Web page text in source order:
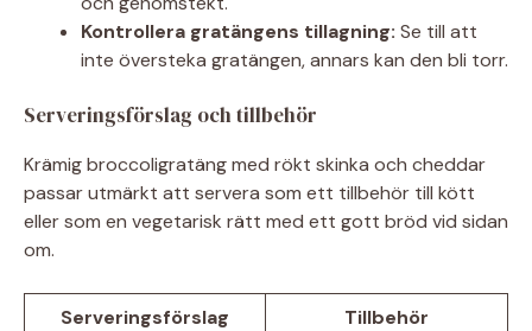
Kontrollera gratängens tillagning: Se till att
inte översteka gratängen, annars kan den bli torr.
Serveringsförslag och tillbehör
Krämig broccoligratäng med rökt skinka och cheddar
passar utmärkt att servera som ett tillbehör till kött
eller som en vegetarisk rätt med ett gott bröd vid sidan
om.
Serveringsförslag Tillbehör